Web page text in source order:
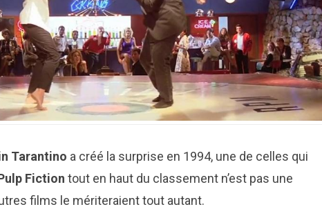
Tarantino a créé la surprise en 1994, une de celles qui
Fiction tout en haut du classement n’est pas une
films le mériteraient tout autant.